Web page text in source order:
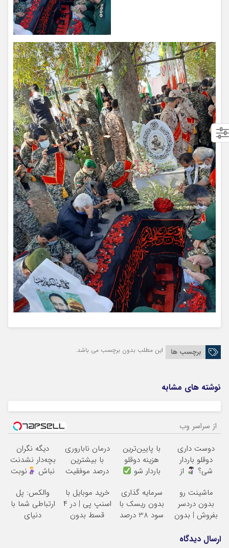
برچسب ها این مطلب بدون برچسب می باشد.
نوشته های مشابه
از سراسر وب
دوست داری
دوقلو باردار
شی؟
از
بگیر
با پایین‌ترین
هزینه دوقلو
باردار شو
درمان ناباروری
با بیشترین
درصد موفقیت
دیگه نگران
بچه‌دار نشدنت
نباش
نوبت
متخصصان
درمانت کنن
ماشینت رو
بدون دردسر
بفروش | بدون
سرمایه گذاری
بدون ریسک با
سود 38 درصد
خرید موبایل با
اسنپ پی | در ۴
قسط بدون
والکس: پل
ارتباطی شما با
دنیای
ارسال دیدگاه